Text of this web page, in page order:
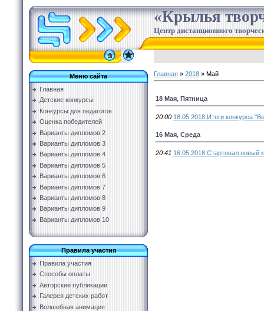
«Крылья
Центр дистанционного
Меню сайта
Главная
Детские конкурсы
Конкурсы для педагогов
Оценка победителей
Варианты дипломов 2
Варианты дипломов 3
Варианты дипломов 4
Варианты дипломов 5
Варианты дипломов 6
Варианты дипломов 7
Варианты дипломов 8
Варианты дипломов 9
Варианты дипломов 10
Правила участия
Правила участия
Способы оплаты
Авторские публикации
Галерея детских работ
Волшебная анимация
Главная » 2018 » Май
18 Мая, Пятница
20:00 18.05.2018 Итоги конкурса
16 Мая, Среда
20:41 16.05.2018 Стартовал новый